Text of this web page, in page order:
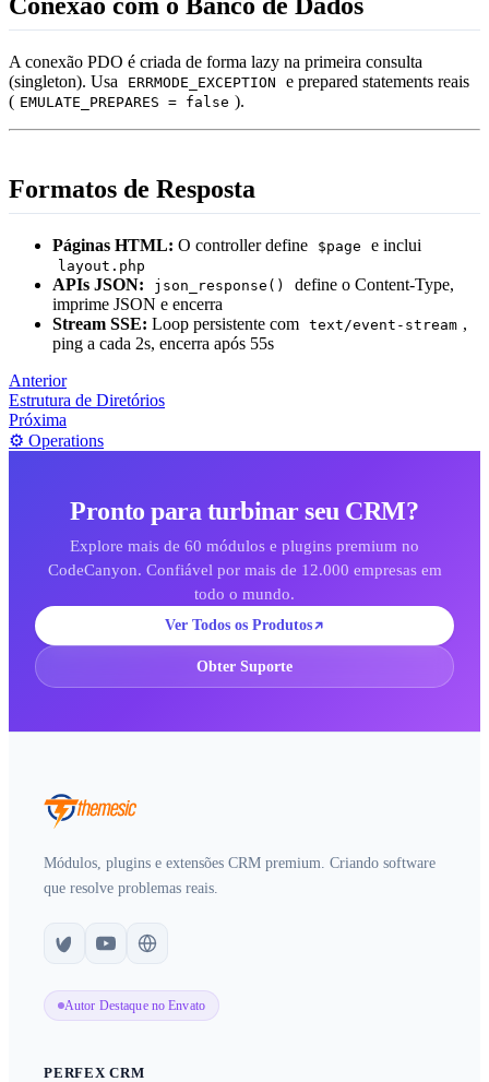
Conexão com o Banco de Dados
A conexão PDO é criada de forma lazy na primeira consulta
(singleton). Usa
ERRMODE_EXCEPTION
e prepared statements reais
( EMULATE_PREPARES = false ).
Formatos de Resposta
Páginas HTML: O controller define $page e inclui
layout.php
APIs JSON: json_response()
define o Content-Type,
imprime JSON e encerra
Stream SSE: Loop persistente com text/event-stream ,
ping a cada 2s, encerra após 55s
Anterior
Estrutura de Diretórios
Próxima
⚙️ Operations
Pronto para turbinar seu CRM?
Explore mais de 60 módulos e plugins premium no
CodeCanyon. Confiável por mais de 12.000 empresas em
todo o mundo.
Ver Todos os Produtos
Obter Suporte
Módulos, plugins e extensões CRM premium. Criando software
que resolve problemas reais.
Autor Destaque no Envato
PERFEX CRM